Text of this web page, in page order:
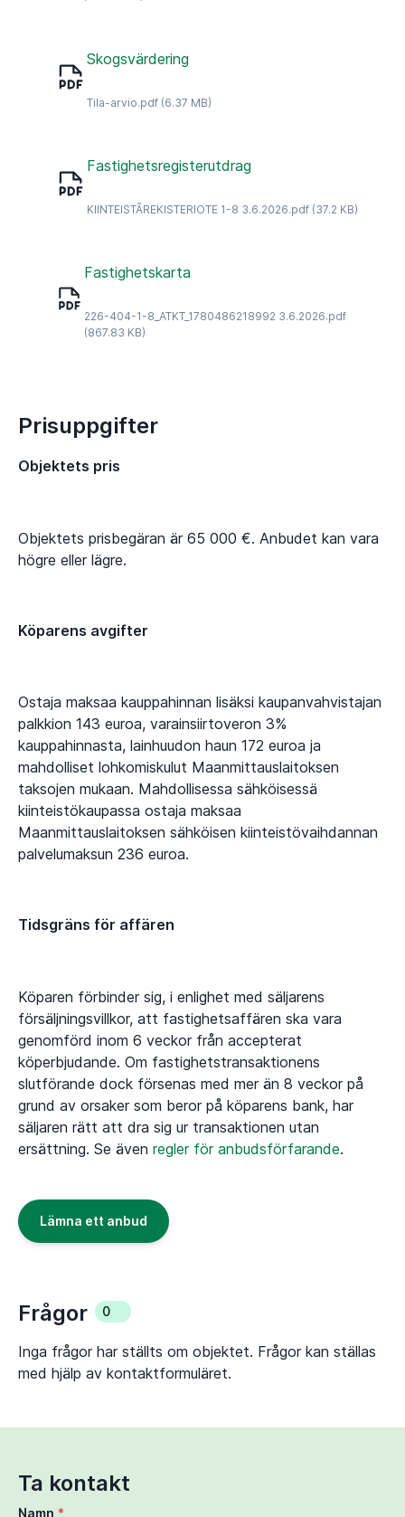
Skogsvärdering
Tila-arvio.pdf (6.37 MB)
Fastighetsregisterutdrag
KIINTEISTÃREKISTERIOTE 1-8 3.6.2026.pdf (37.2 KB)
Fastighetskarta
226-404-1-8_ATKT_1780486218992 3.6.2026.pdf
(867.83 KB)
Prisuppgifter
Objektets pris
Objektets prisbegäran är 65 000 €. Anbudet kan vara
högre eller lägre.
Köparens avgifter
Ostaja maksaa kauppahinnan lisäksi kaupanvahvistajan
palkkion 143 euroa, varainsiirtoveron 3%
kauppahinnasta, lainhuudon haun 172 euroa ja
mahdolliset lohkomiskulut Maanmittauslaitoksen
taksojen mukaan. Mahdollisessa sähköisessä
kiinteistökaupassa ostaja maksaa
Maanmittauslaitoksen sähköisen kiinteistövaihdannan
palvelumaksun 236 euroa.
Tidsgräns för affären
Köparen förbinder sig, i enlighet med säljarens
försäljningsvillkor, att fastighetsaffären ska vara
genomförd inom 6 veckor från accepterat
köperbjudande. Om fastighetstransaktionens
slutförande dock försenas med mer än 8 veckor på
grund av orsaker som beror på köparens bank, har
säljaren rätt att dra sig ur transaktionen utan
ersättning. Se även regler för anbudsförfarande.
Lämna ett anbud
Frågor 0
Inga frågor har ställts om objektet. Frågor kan ställas
med hjälp av kontaktformuläret.
Ta kontakt
Namn *